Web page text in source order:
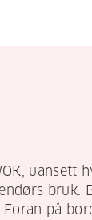
uansett
bruk.
på